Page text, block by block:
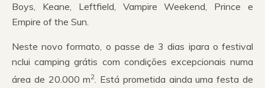
Boys, Keane, Leftfield, Vampire Weekend, Prince e
Empire of the Sun.
Neste novo formato, o passe de 3 dias ipara o festival
nclui camping grátis com condições excepcionais numa
área de 20.000 m2. Está prometida ainda uma festa de